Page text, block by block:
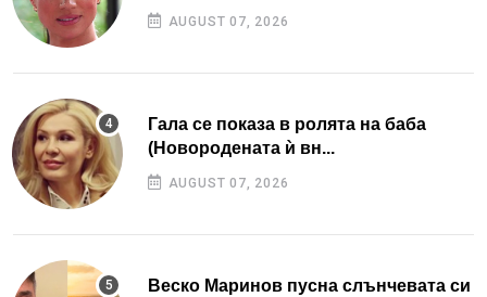
AUGUST 07, 2026
Гала се показа в ролята на баба
(Новородената ѝ вн...
AUGUST 07, 2026
Веско Маринов пусна слънчевата си